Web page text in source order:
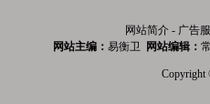
网站简介 - 广告
网站主编： 易衡卫 网站编辑：